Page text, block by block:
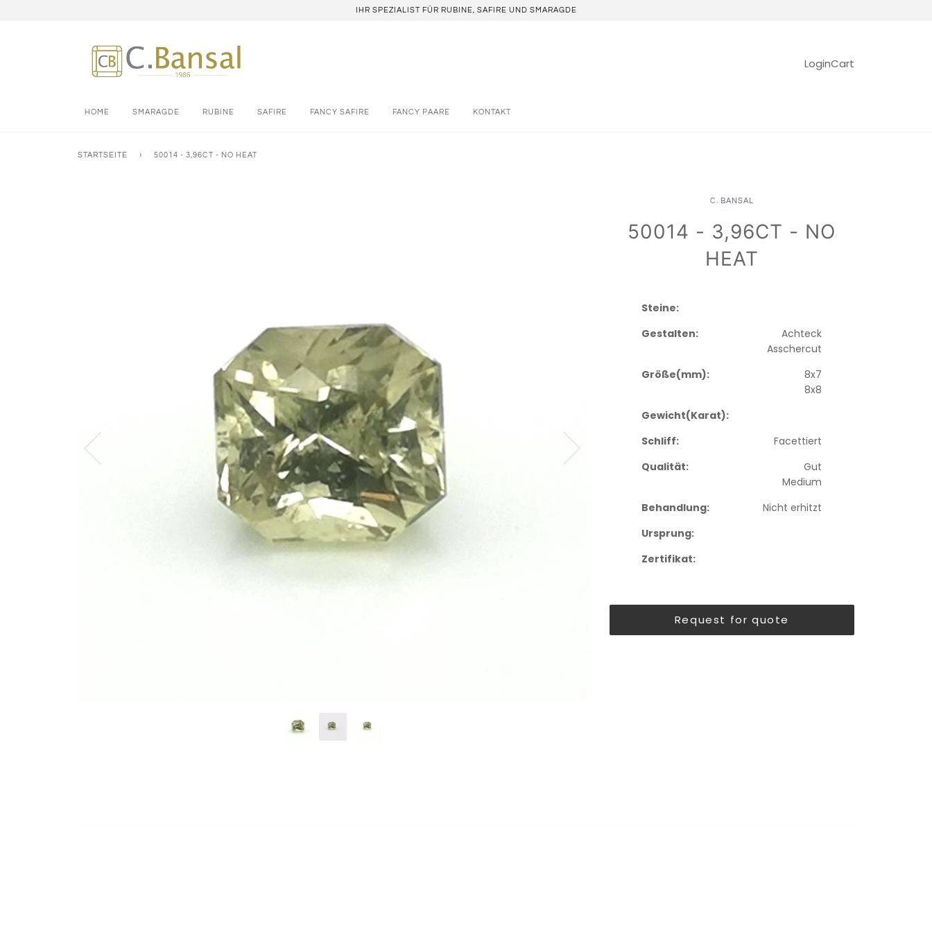
IHR SPEZIALIST FÜR RUBINE, SAFIRE UND SMARAGDE
LoginCart
HOME SMARAGDE RUBINE SAFIRE FANCY SAFIRE FANCY PAARE KONTAKT
STARTSEITE › 50014 - 3,96CT - NO HEAT
C. BANSAL
50014 - 3,96CT - NO
HEAT
Steine:
Gestalten:
Achteck
Asschercut
Größe(mm):
8x7
8x8
Gewicht(Karat):
Schliff:
Facettiert
Qualität:
Gut
Medium
Behandlung:
Nicht erhitzt
Ursprung:
Zertifikat:
Request for quote